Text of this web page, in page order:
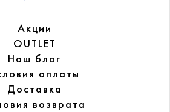
Акции
OUTLET
Наш блог
оплаты
Доставка
возврата